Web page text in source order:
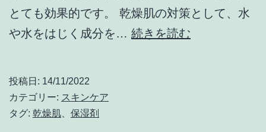
とても効果的です。 乾燥肌の対策として、水
や水をはじく成分を… 続きを読む
投稿日: 14/11/2022
カテゴリー: スキンケア
タグ: 乾燥肌 保湿剤